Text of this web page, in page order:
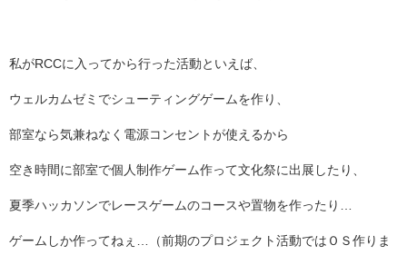
私がRCCに入ってから行った活動といえば、
ウェルカムゼミでシューティングゲームを作り、
部室なら気兼ねなく電源コンセントが使えるから
空き時間に部室で個人制作ゲーム作って文化祭に出展したり、
夏季ハッカソンでレースゲームのコースや置物を作ったり…
ゲームしか作ってねぇ…（前期のプロジェクト活動ではＯＳ作りま